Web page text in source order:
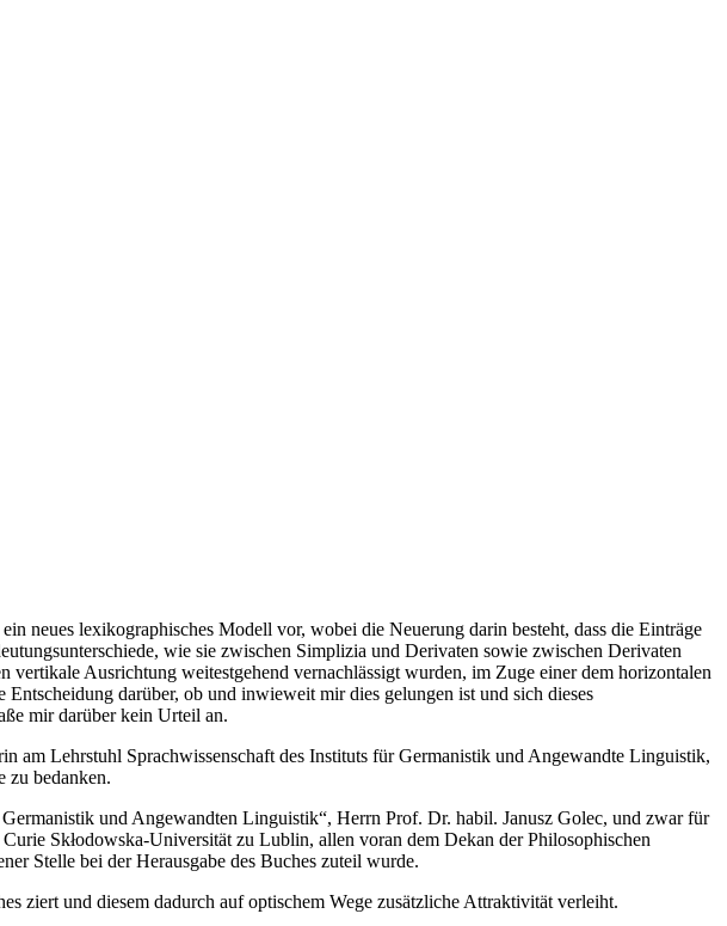
neues lexikographisches Modell vor, wobei die Neuerung darin besteht, dass die Einträge
wie sie zwischen Simplizia und Derivaten sowie zwischen Derivaten
vertikale Ausrichtung weitestgehend vernachlässigt wurden, im Zuge einer dem horizontalen
darüber, ob und inwieweit mir dies gelungen ist und sich dieses
mir darüber kein Urteil an.
am Lehrstuhl Sprachwissenschaft des Instituts für Germanistik und Angewandte Linguistik,
zu bedanken.
und Angewandten Linguistik“, Herrn Prof. Dr. habil. Janusz Golec, und zwar für
Skłodowska-Universität zu Lublin, allen voran dem Dekan der Philosophischen
Stelle bei der Herausgabe des Buches zuteil wurde.
ziert und diesem dadurch auf optischem Wege zusätzliche Attraktivität verleiht.